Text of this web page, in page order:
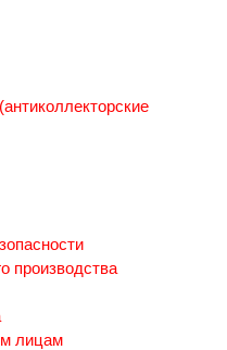
производства
лицам